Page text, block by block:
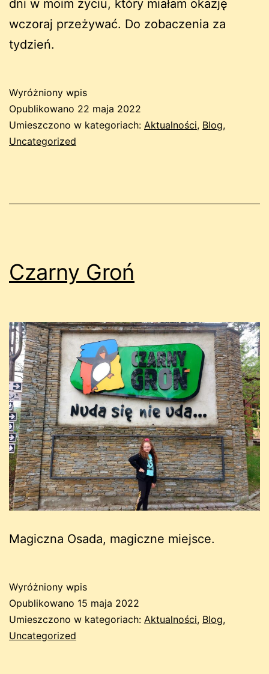
dni w moim życiu, który miałam okazję
wczoraj przeżywać. Do zobaczenia za
tydzień.
Wyróżniony wpis
Opublikowano 22 maja 2022
Umieszczono w kategoriach: Aktualności, Blog,
Uncategorized
Czarny Groń
Magiczna Osada, magiczne miejsce.
Wyróżniony wpis
Opublikowano 15 maja 2022
Umieszczono w kategoriach: Aktualności, Blog,
Uncategorized